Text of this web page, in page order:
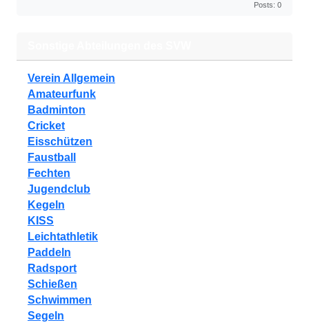
Posts: 0
Verein Allgemein
Amateurfunk
Badminton
Cricket
Eisschützen
Faustball
Fechten
Jugendclub
Kegeln
KISS
Leichtathletik
Paddeln
Radsport
Schießen
Schwimmen
Segeln